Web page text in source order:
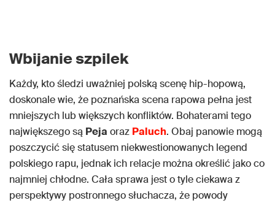
Wbijanie szpilek
Każdy, kto śledzi uważniej polską scenę hip-hopową,
doskonale wie, że poznańska scena rapowa pełna jest
mniejszych lub większych konfliktów. Bohaterami tego
największego są Peja oraz Paluch. Obaj panowie mogą
poszczycić się statusem niekwestionowanych legend
polskiego rapu, jednak ich relacje można określić jako co
najmniej chłodne. Cała sprawa jest o tyle ciekawa z
perspektywy postronnego słuchacza, że powody